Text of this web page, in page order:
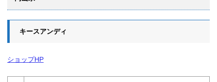
キースアンディ
ショップHP